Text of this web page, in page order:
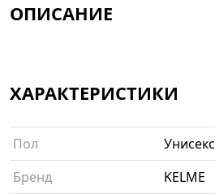
ОПИСАНИЕ
ХАРАКТЕРИСТИКИ
Пол
Унисекс
Бренд
KELME